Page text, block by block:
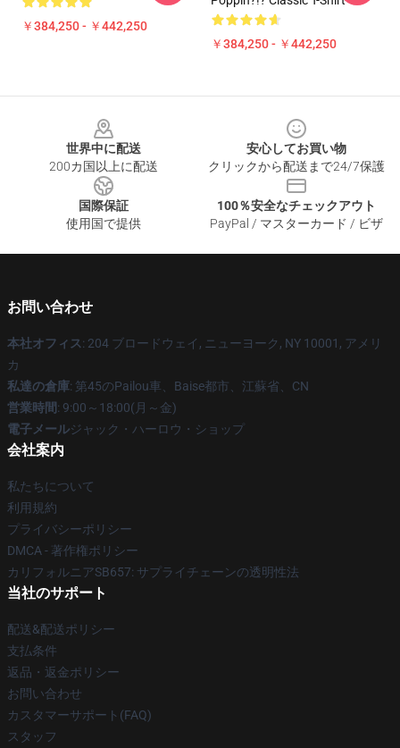
￥384,250 - ￥442,250
￥384,250 - ￥442,250
世界中に配送
200カ国以上に配送
安心してお買い物
クリックから配送まで24/7保護
国際保証
使用国で提供
100％安全なチェックアウト
PayPal / マスターカード / ビザ
お問い合わせ
本社オフィス: 204 ブロードウェイ, ニューヨーク, NY 10001, アメリ
カ
私達の倉庫: 第45のPailou車、Baise都市、江蘇省、CN
営業時間: 9:00～18:00(月～金)
電子メールジャック・ハーロウ・ショップ
会社案内
私たちについて
利用規約
プライバシーポリシー
DMCA - 著作権ポリシー
カリフォルニアSB657: サプライチェーンの透明性法
当社のサポート
配送&配送ポリシー
支払条件
返品・返金ポリシー
お問い合わせ
カスタマーサポート(FAQ)
スタッフ